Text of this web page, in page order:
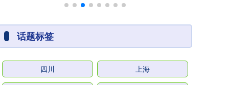
话题标签
四川 上海